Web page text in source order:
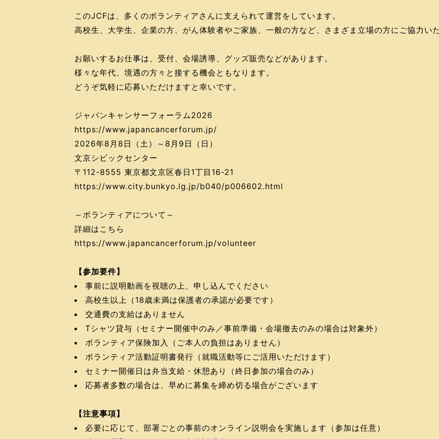
このJCFは、多くのボランティアさんに支えられて運営をしています。
高校生、大学生、企業の方、がん体験者やご家族、一般の方など、さまざま立場の方にご協力い
お願いするお仕事は、受付、会場誘導、グッズ販売などがあります。
様々な年代、境遇の方々と接する機会ともなります。
どうぞ気軽に応募いただけますと幸いです。
ジャパンキャンサーフォーラム2026
https://www.japancancerforum.jp/
2026年8月8日（土）～8月9日（日）
文京シビックセンター
〒112-8555 東京都文京区春日1丁目16-21
https://www.city.bunkyo.lg.jp/b040/p006602.html
～ボランティアについて～
詳細はこちら
https://www.japancancerforum.jp/volunteer
【参加要件】
事前に説明動画を視聴の上、申し込んでください
高校生以上（18歳未満は保護者の承認が必要です）
交通費の支給はありません
Tシャツ貸与（セミナー開催中のみ／事前準備・会場撤去のみの場合は対象外）
ボランティア保険加入（ご本人の負担はありません）
ボランティア活動証明書発行（就職活動等にご活用いただけます）
セミナー開催日は弁当支給・休憩あり（終日参加の場合のみ）
応募者多数の場合は、早めに募集を締め切る場合がございます
【注意事項】
必要に応じて、部署ごとの事前のオンライン説明会を実施します（参加は任意）